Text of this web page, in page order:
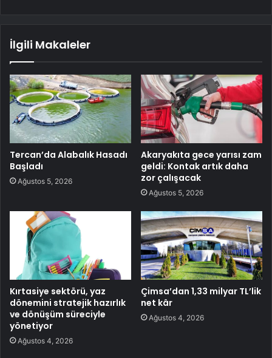
İlgili Makaleler
Tercan’da Alabalık Hasadı
Başladı
Ağustos 5, 2026
Akaryakıta gece yarısı zam
geldi: Kontak artık daha
zor çalışacak
Ağustos 5, 2026
Kırtasiye sektörü, yaz
dönemini stratejik hazırlık
ve dönüşüm süreciyle
yönetiyor
Ağustos 4, 2026
Çimsa’dan 1,33 milyar TL’lik
net kâr
Ağustos 4, 2026